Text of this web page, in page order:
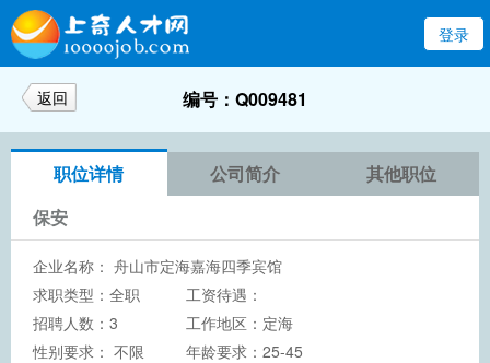
登录
返回 编号：Q009481
职位详情 公司简介
其他职位
保安
企业名称： 舟山市定海嘉海四季宾馆
求职类型：全职
工资待遇：
招聘人数：3
工作地区：定海
性别要求： 不限
年龄要求：25-45